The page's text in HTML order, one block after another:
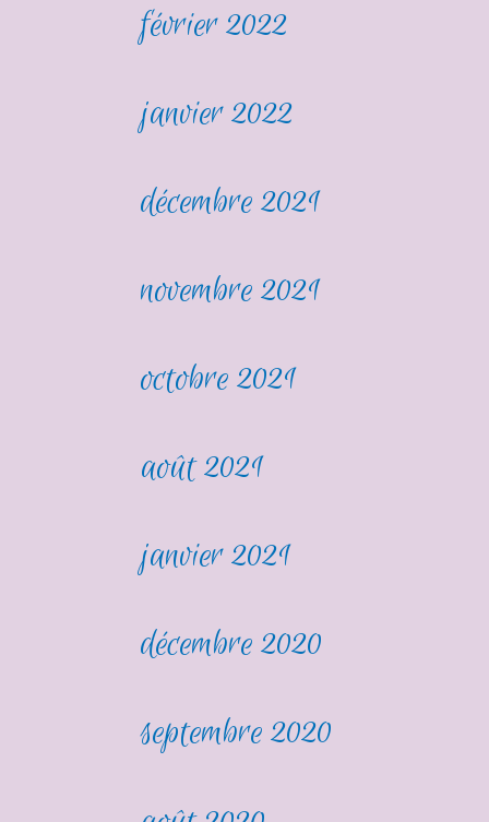
février 2022
janvier 2022
décembre 2021
novembre 2021
octobre 2021
août 2021
janvier 2021
décembre 2020
septembre 2020